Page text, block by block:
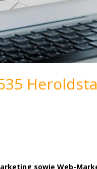
sowie Web-